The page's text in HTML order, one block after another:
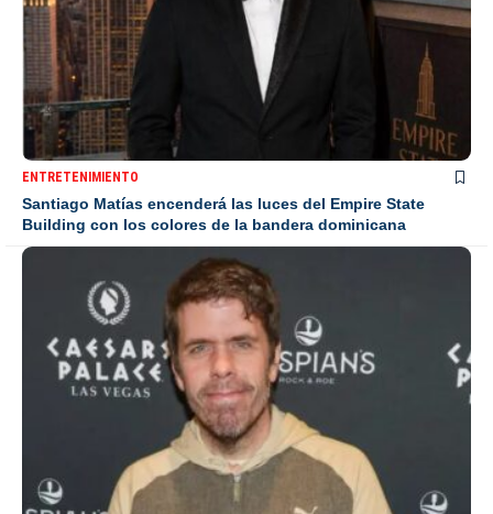
ENTRETENIMIENTO
Santiago Matías encenderá las luces del Empire State
Building con los colores de la bandera dominicana